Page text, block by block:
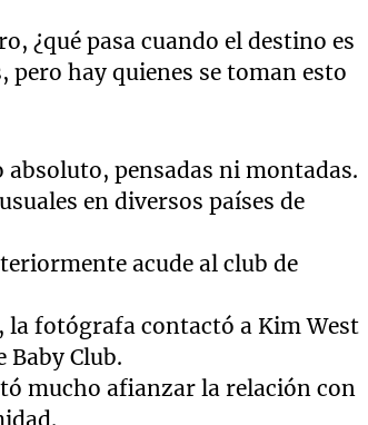
¿qué pasa cuando el destino es
pero hay quienes se toman esto
pensadas ni montadas.
en diversos países de
acude al club de
la fotógrafa contactó a Kim West
Baby Club.
mucho afianzar la relación con